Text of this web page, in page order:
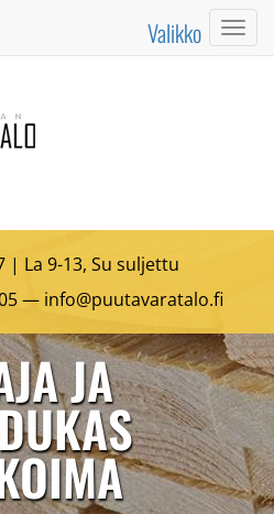
Valikko
| La 9-13, Su suljettu
— info@puutavaratalo.fi
JA